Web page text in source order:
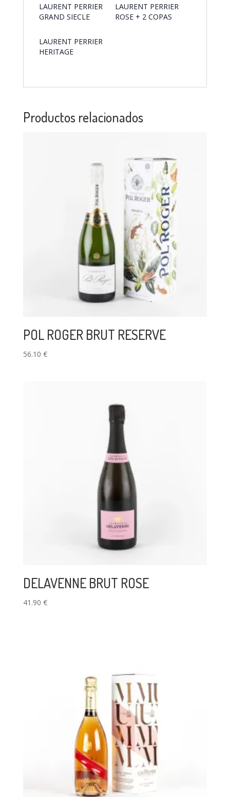
LAURENT PERRIER
GRAND SIECLE
LAURENT PERRIER
ROSE + 2 COPAS
LAURENT PERRIER
HERITAGE
Productos relacionados
POL ROGER BRUT RESERVE
56.10 €
DELAVENNE BRUT ROSE
41.90 €